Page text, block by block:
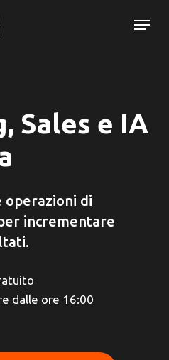
Menu
Sales e IA
operazioni di
incrementare
dalle ore 16:00